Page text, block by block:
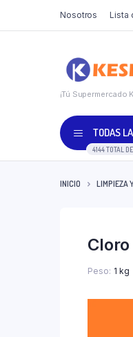
Nosotros Lista
¡Tú Supermercado
TODAS
4144 TOTAL
INICIO LIMPIEZA
Peso 1 kg